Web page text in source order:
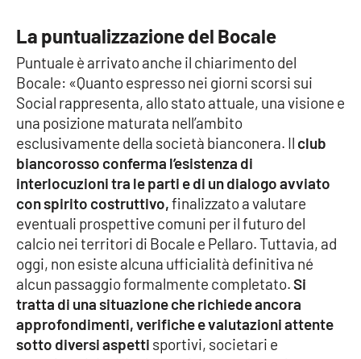
Imprese Di Calabria
Le perfidie di Antonella Grippo
Venti di comunicazione
STREAMING
LaC TV
LaC Network
LaC OnAir
La puntualizzazione del Bocale
Puntuale è arrivato anche il chiarimento del
Bocale: «Quanto espresso nei giorni scorsi sui
Social rappresenta, allo stato attuale, una visione e
una posizione maturata nell’ambito
esclusivamente della società bianconera. Il club
biancorosso conferma l’esistenza di
interlocuzioni tra le parti e di un dialogo avviato
con spirito costruttivo,finalizzato a valutare
eventuali prospettive comuni per il futuro del
calcio nei territori di Bocale e Pellaro. Tuttavia, ad
oggi, non esiste alcuna ufficialità definitiva né
alcun passaggio formalmente completato.Si
tratta di una situazione che richiede ancora
approfondimenti, verifiche e valutazioni attente
sotto diversi aspetti sportivi, societari e